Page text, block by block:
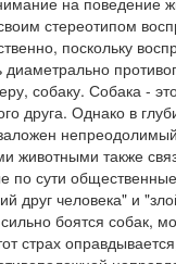
стереотипом
поскольку
диаметрально
собаку. Собака -
друга. Однако в
животными также
по сути
друг человека" и
боятся собак,
страх